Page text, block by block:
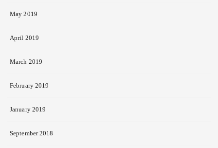
May 2019
April 2019
March 2019
February 2019
January 2019
September 2018